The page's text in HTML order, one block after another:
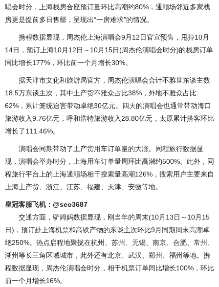
唱会时分，上海栈房合座预订量环比高潮约80%，通顺场邻近多家栈
房更是提前多日售罄，呈现出“一房难求”的情况。
携程数据显现，周杰伦上海演唱会9月12日官宣预售，甩掉10月
14日，预订上海10月12日～10月15日(周杰伦演唱会时分)的栈房订单
同比增长177%，环比前一个月增长30%。
据天津市文化和旅游局官方，周杰伦演唱会合计不雅世东谈主数
18.5万东谈主次，其中土产货不雅众占比38%，外地不雅众占比
62%，累计笼统迫害带动卓绝30亿元。四天的演唱会也通常带动海口
旅游收入9.76亿元，呼和浩特旅游收入28.80亿元，太原累计搭客环比
增长了111.46%。
演唱会同期带动了土产货用车订单量的大涨。同程旅行数据显
现，演唱会举办时分，上海用车订单量周环比高潮约500%。此外，同
程旅行平台上的上海通顺场相干搜索量高潮126%，搜索用户主要来自
上海土产货、浙江、江苏、福建、天津、安徽等地。
皇冠客服飞机：@seo3687
交通方面，驴姆妈数据显现，刚当年的周末(10月13日～10月15
日)，预订赴上海机票和高铁产物的东谈主次环比9月同期周末高潮卓
绝250%。热点启程地聚拢在杭州、苏州、无锡、南京、合肥、常州、
湖州等长三角区域城市，此外还有北京、武汉、郑州、福州等地。携
程数据显现，周杰伦演唱会时分，相干机票订单同比增长100%，环比
前一个月增长16%。